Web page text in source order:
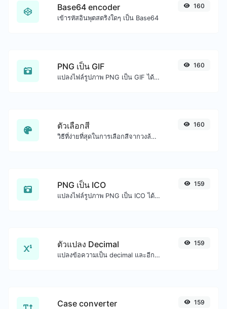
Base64 encoder
เข้ารหัสอินพุตสตริงใดๆ เป็น Base64
160
PNG เป็น GIF
แปลงไฟล์รูปภาพ PNG เป็น GIF ได้อย่างง่ายดาย
160
ตัวเลือกสี
วิธีที่ง่ายที่สุดในการเลือกสีจากวงล้อสีและรับผลลัพธ์ในรูปแบบใดก็ได้
160
PNG เป็น ICO
แปลงไฟล์รูปภาพ PNG เป็น ICO ได้อย่างง่ายดาย
159
ตัวแปลง Decimal
แปลงข้อความเป็น decimal และอีกทางหนึ่งสำหรับอินพุตสตริงใดๆ
159
Case converter 159